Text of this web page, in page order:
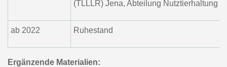
(TLLLR) Jena, Abteilung Nutztierhaltung
ab 2022 Ruhestand
Ergänzende Materialien: